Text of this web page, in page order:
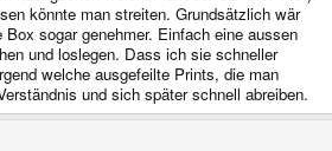
könnte man streiten. Grundsätzlich wär
sogar genehmer. Einfach eine aussen
und loslegen. Dass ich sie schneller
welche ausgefeilte Prints, die man
und sich später schnell abreiben.